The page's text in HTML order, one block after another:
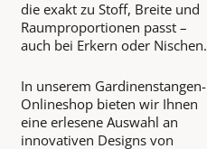
die exakt zu Stoff, Breite und
Raumproportionen passt –
auch bei Erkern oder Nischen.
In unserem Gardinenstangen-
Onlineshop bieten wir Ihnen
eine erlesene Auswahl an
innovativen Designs von